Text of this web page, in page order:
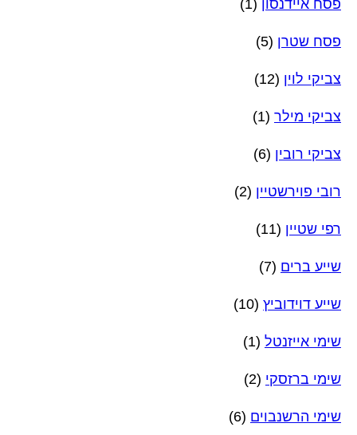
פסח איידנסון (1)
פסח שטרן (5)
צביקי לוין (12)
צביקי מילר (1)
צביקי רובין (6)
רובי פוירשטיין (2)
רפי שטיין (11)
שייע ברים (7)
שייע דוידוביץ (10)
שימי אייזנטל (1)
שימי ברזסקי (2)
שימי הרשנבוים (6)